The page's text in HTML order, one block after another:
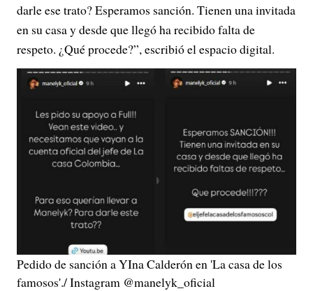
i
d
darle ese trato? Esperamos sanción. Tienen una invitada
en su casa y desde que llegó ha recibido falta de
respeto. ¿Qué procede?”, escribió el espacio digital.
Pedido de sanción a YIna Calderón en 'La casa de los
famosos'./ Instagram @manelyk_oficial